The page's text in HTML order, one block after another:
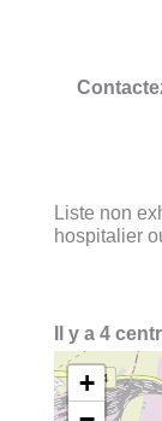
Liste non
hospitalier
Il y a 4
+